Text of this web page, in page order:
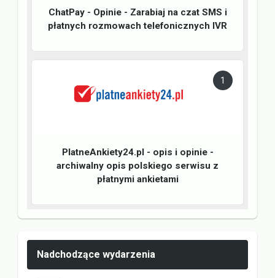
ChatPay - Opinie - Zarabiaj na czat SMS i
płatnych rozmowach telefonicznych IVR
1
PlatneAnkiety24.pl - opis i opinie -
archiwalny opis polskiego serwisu z
płatnymi ankietami
Nadchodzące wydarzenia